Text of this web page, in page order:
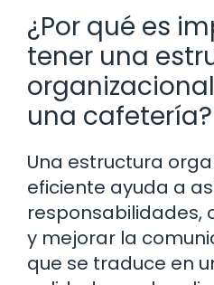
¿Por qué es
tener una
una cafetería?
Una estructura
eficiente ayuda a
responsabilidades,
y mejorar la
que se traduce en